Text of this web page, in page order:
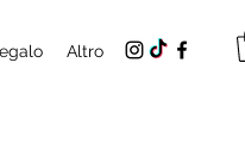
Altro